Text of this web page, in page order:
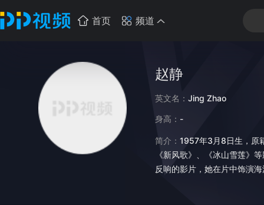
首页 频道
赵静
英文名： Jing Zhao
身高： -
简介： 1957年3月8日生，原
《新风歌》、《冰山雪莲》
反响的影片，她在片中饰演